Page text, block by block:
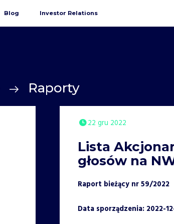
Blog Investor Relations
Raporty
22 gru 2022
Lista
głosów na
Raport bieżący nr 59/2022
Data sporządzenia: 2022-